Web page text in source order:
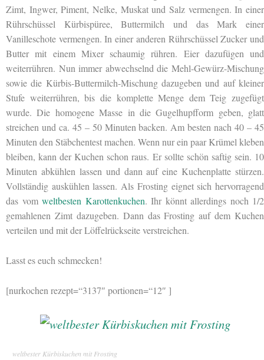
Zimt, Ingwer, Piment, Nelke, Muskat und Salz vermengen. In einer
Rührschüssel Kürbispüree, Buttermilch und das Mark einer
Vanilleschote vermengen. In einer anderen Rührschüssel Zucker und
Butter mit einem Mixer schaumig rühren. Eier dazufügen und
weiterrühren. Nun immer abwechselnd die Mehl-Gewürz-Mischung
sowie die Kürbis-Buttermilch-Mischung dazugeben und auf kleiner
Stufe weiterrühren, bis die komplette Menge dem Teig zugefügt
wurde. Die homogene Masse in die Gugelhupfform geben, glatt
streichen und ca. 45 – 50 Minuten backen. Am besten nach 40 – 45
Minuten den Stäbchentest machen. Wenn nur ein paar Krümel kleben
bleiben, kann der Kuchen schon raus. Er sollte schön saftig sein. 10
Minuten abkühlen lassen und dann auf eine Kuchenplatte stürzen.
Vollständig auskühlen lassen. Als Frosting eignet sich hervorragend
das vom weltbesten Karottenkuchen. Ihr könnt allerdings noch 1/2
gemahlenen Zimt dazugeben. Dann das Frosting auf dem Kuchen
verteilen und mit der Löffelrückseite verstreichen.
Lasst es euch schmecken!
[nurkochen rezept=“3137″ portionen=“12″ ]
weltbester Kürbiskuchen mit Frosting